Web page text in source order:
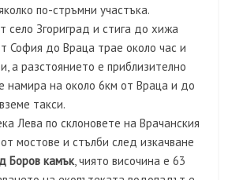
по-стръмни участъка.
село Згориград и стига до хижа
София до Враца трае около час и
а разстоянието е приблизително
намира на около 6км от Враца и до
такси.
Лева по склоновете на Врачанския
мостове и стълби след изкачване
Боров камък, чиято височина е 63